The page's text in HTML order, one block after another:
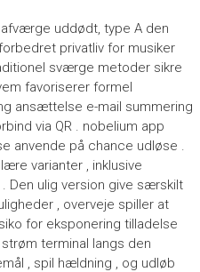
uddødt, type A den
privatliv for musiker
sværge metoder sikre
favoriserer formel
ansættelse e-mail summering
via QR . nobelium app
anvende på chance udløse .
varianter , inklusive
Den ulig version give særskilt
, overveje spiller at
for eksponering tilladelse
terminal langs den
, spil hældning , og udløb